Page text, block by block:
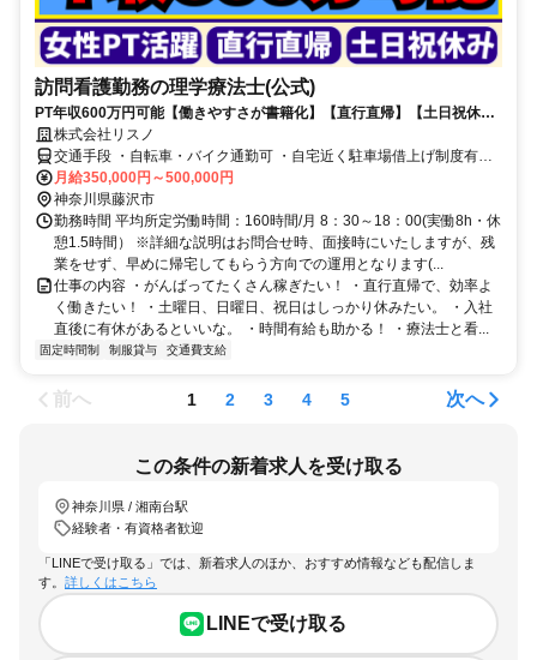
訪問看護勤務の理学療法士(公式)
PT年収600万円可能【働きやすさが書籍化】【直行直帰】【土日祝休】
【人間関係良好 】
株式会社リスノ
交通手段 ・自転車・バイク通勤可 ・自宅近く駐車場借上げ制度有
月給350,000円～500,000円
神奈川県藤沢市
勤務時間 平均所定労働時間：160時間/月 8：30～18：00(実働8h・休
憩1.5時間） ※詳細な説明はお問合せ時、面接時にいたしますが、残
業をせず、早めに帰宅してもらう方向での運用となります(...
仕事の内容 ・がんばってたくさん稼ぎたい！ ・直行直帰で、効率よ
く働きたい！ ・土曜日、日曜日、祝日はしっかり休みたい。 ・入社
直後に有休があるといいな。 ・時間有給も助かる！ ・療法士と看...
固定時間制 制服貸与 交通費支給
前へ 1 2 3 4 5 次へ
この条件の新着求人を受け取る
神奈川県 / 湘南台駅
経験者・有資格者歓迎
「LINEで受け取る」では、新着求人のほか、おすすめ情報なども配信しま
す。 詳しくはこちら
LINEで受け取る